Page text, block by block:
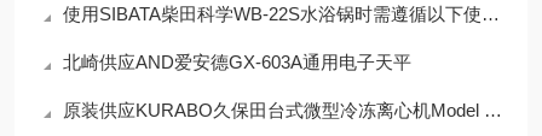
使用SIBATA柴田科学WB-22S水浴锅时需遵循以下使用要求
北崎供应AND爱安德GX-603A通用电子天平
原装供应KURABO久保田台式微型冷冻离心机Model 3520